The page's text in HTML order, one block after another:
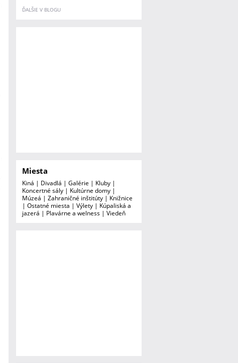
ĎALŠIE V BLOGU
Miesta
Kiná | Divadlá | Galérie | Kluby |
Koncertné sály | Kultúrne domy |
Múzeá | Zahraničné inštitúty | Knižnice
| Ostatné miesta | Výlety | Kúpaliská a
jazerá | Plavárne a welness | Viedeň